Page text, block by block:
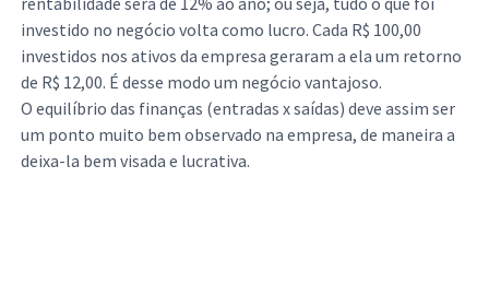
investido no negócio volta como lucro. Cada R$ 100,00
investidos nos ativos da empresa geraram a ela um retorno
de R$ 12,00. É desse modo um negócio vantajoso.
O equilíbrio das finanças (entradas x saídas) deve assim ser
um ponto muito bem observado na empresa, de maneira a
deixa-la bem visada e lucrativa.